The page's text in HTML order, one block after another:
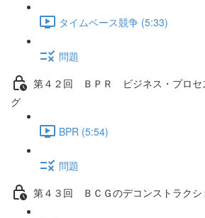
タイムベース競争 (5:33)
問題
第４２回 ＢＰＲ ビジネス・プロセ
グ
BPR (5:54)
問題
第４３回 ＢＣＧのデコンストラクシ